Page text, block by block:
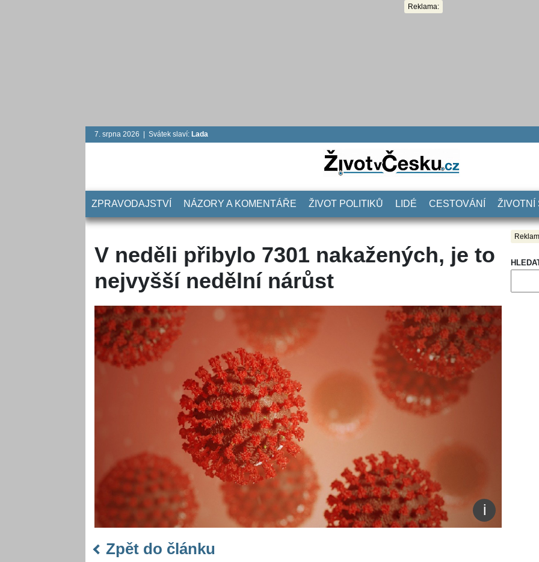
Reklama:
7. srpna 2026 | Svátek slaví: Lada
ZPRAVODAJSTVÍ NÁZORY A KOMENTÁŘE ŽIVOT POLITIKŮ LIDÉ CESTOVÁNÍ ŽIVOTNÍ
V neděli přibylo 7301 nakažených, je to
nejvyšší nedělní nárůst
Zpět do článku